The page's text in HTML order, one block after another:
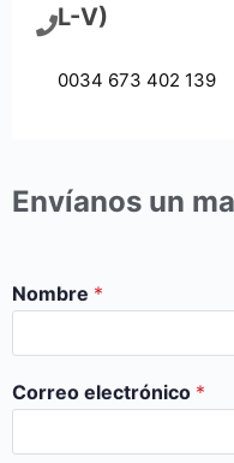
L-V)
0034 673 402 139
Envíanos un
Nombre *
Correo electrónico *